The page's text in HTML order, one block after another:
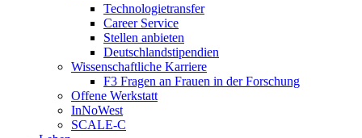
Technologietransfer
Career Service
Stellen anbieten
Deutschlandstipendien
Wissenschaftliche Karriere
F3 Fragen an Frauen in der Forschung
Offene Werkstatt
InNoWest
SCALE-C